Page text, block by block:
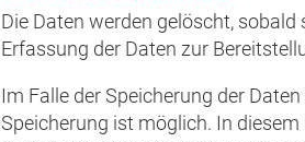
Die Daten werden gelöscht,
Erfassung der Daten zur
Im Falle der Speicherung der
Speicherung ist möglich. In